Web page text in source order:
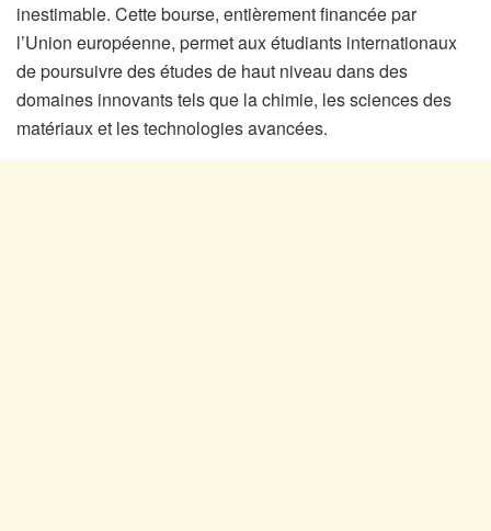
inestimable. Cette bourse, entièrement financée par
l’Union européenne, permet aux étudiants internationaux
de poursuivre des études de haut niveau dans des
domaines innovants tels que la chimie, les sciences des
matériaux et les technologies avancées.